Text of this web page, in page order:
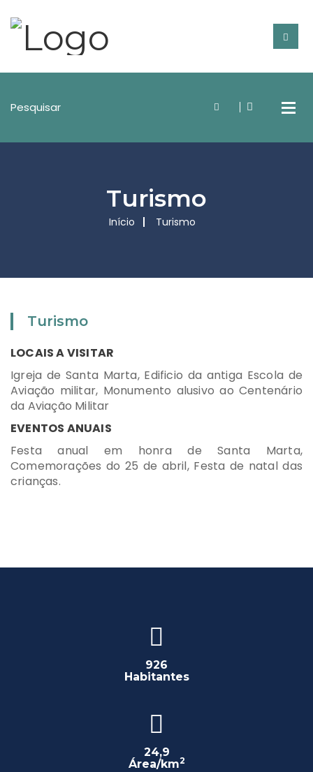
Turismo
Início Turismo
Turismo
LOCAIS A VISITAR
Igreja de Santa Marta, Edificio da antiga Escola de
Aviação militar, Monumento alusivo ao Centenário
da Aviação Militar
EVENTOS ANUAIS
Festa anual em honra de Santa Marta,
Comemorações do 25 de abril, Festa de natal das
crianças.
926
Habitantes
24,9
Área/km2